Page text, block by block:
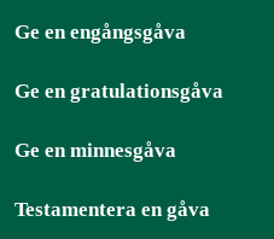
Ge en engångsgåva
Ge en gratulationsgåva
Ge en minnesgåva
Testamentera en gåva